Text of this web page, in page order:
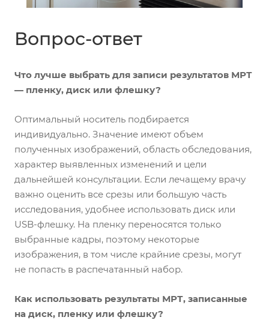
Вопрос-ответ
Что лучше выбрать для записи результатов МРТ
— пленку, диск или флешку?
Оптимальный носитель подбирается
индивидуально. Значение имеют объем
полученных изображений, область обследования,
характер выявленных изменений и цели
дальнейшей консультации. Если лечащему врачу
важно оценить все срезы или большую часть
исследования, удобнее использовать диск или
USB-флешку. На пленку переносятся только
выбранные кадры, поэтому некоторые
изображения, в том числе крайние срезы, могут
не попасть в распечатанный набор.
Как использовать результаты МРТ, записанные
на диск, пленку или флешку?